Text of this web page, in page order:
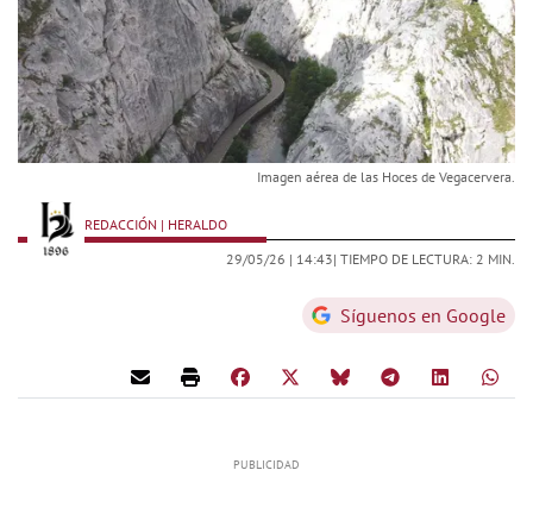
Imagen aérea de las Hoces de Vegacervera.
REDACCIÓN | HERALDO
29/05/26 | 14:43| TIEMPO DE LECTURA: 2 MIN.
Síguenos en Google